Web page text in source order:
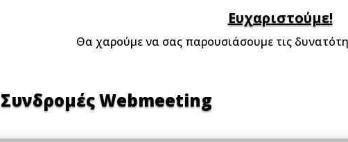
Ευχαριστούμε!
Θα χαρούμε να σας παρουσιάσουμε τις
Συνδρομές Webmeeting